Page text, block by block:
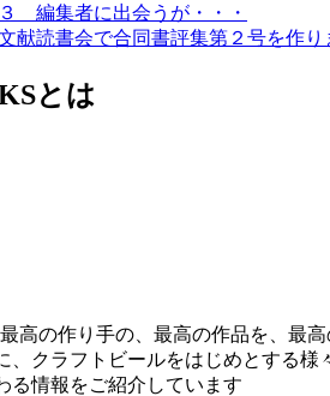
編集者に出会うが・・・
献読書会で合同書評集第２号を作り
とは
高の作り手の、最高の作品を、最
、クラフトビールをはじめとする様
る情報をご紹介しています